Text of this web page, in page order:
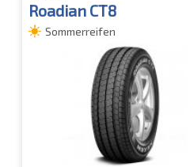
Roadian CT8
Sommerreifen